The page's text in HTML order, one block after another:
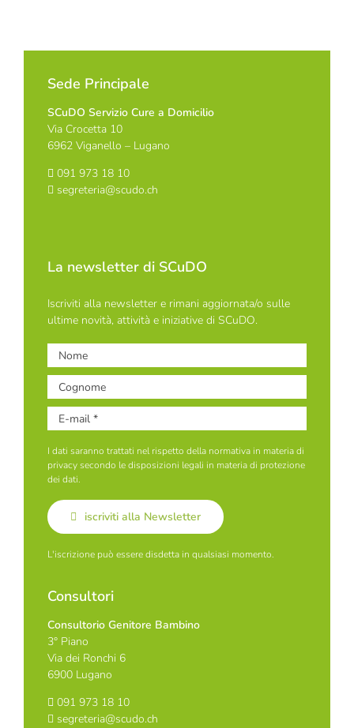
Sede Principale
SCuDO Servizio Cure a Domicilio
Via Crocetta 10
6962 Viganello – Lugano
091 973 18 10
segreteria@scudo.ch
La newsletter di SCuDO
Iscriviti alla newsletter e rimani aggiornata/o sulle
ultime novità, attività e iniziative di SCuDO.
I dati saranno trattati nel rispetto della normativa in materia di
privacy secondo le disposizioni legali in materia di protezione
dei dati.
iscriviti alla Newsletter
L'iscrizione può essere disdetta in qualsiasi momento.
Consultori
Consultorio Genitore Bambino
3° Piano
Via dei Ronchi 6
6900 Lugano
091 973 18 10
segreteria@scudo.ch